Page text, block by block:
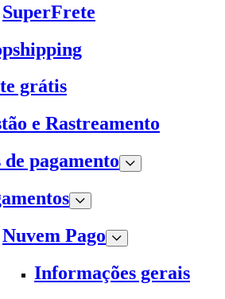
SuperFrete
grátis
e Rastreamento
pagamento
Nuvem Pago
Informações gerais